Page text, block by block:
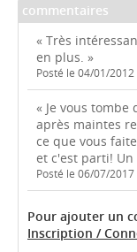
commentaires
« Très
en plus. »
Posté le 04/01/
« Je vous
après maintes
ce que vous
et c'est parti!
Posté le 06/07/2017
Pour ajouter un
Inscription /